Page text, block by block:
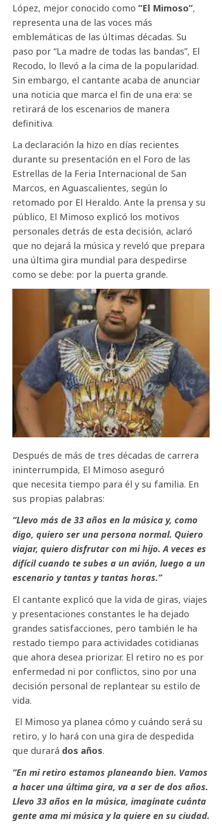
López, mejor conocido como “El Mimoso”,
representa una de las voces más
emblemáticas de las últimas décadas. Su
paso por “La madre de todas las bandas”, El
Recodo, lo llevó a la cima de la popularidad.
Sin embargo, el cantante acaba de anunciar
una noticia que marca el fin de una era: se
retirará de los escenarios de manera
definitiva.
La declaración la hizo en días recientes
durante su presentación en el Foro de las
Estrellas de la Feria Internacional de San
Marcos, en Aguascalientes, según lo
retomado por El Heraldo. Ante la prensa y su
público, El Mimoso explicó los motivos
personales detrás de esta decisión, aclaró
que no dejará la música y reveló que prepara
una última gira mundial para despedirse
como se debe: por la puerta grande.
Después de más de tres décadas de carrera
ininterrumpida, El Mimoso aseguró
que necesita tiempo para él y su familia. En
sus propias palabras:
“Llevo más de 33 años en la música y, como
digo, quiero ser una persona normal. Quiero
viajar, quiero disfrutar con mi hijo. A veces es
difícil cuando te subes a un avión, luego a un
escenario y tantas y tantas horas.”
El cantante explicó que la vida de giras, viajes
y presentaciones constantes le ha dejado
grandes satisfacciones, pero también le ha
restado tiempo para actividades cotidianas
que ahora desea priorizar. El retiro no es por
enfermedad ni por conflictos, sino por una
decisión personal de replantear su estilo de
vida.
El Mimoso ya planea cómo y cuándo será su
retiro, y lo hará con una gira de despedida
que durará dos años.
“En mi retiro estamos planeando bien. Vamos
a hacer una última gira, va a ser de dos años.
Llevo 33 años en la música, imagínate cuánta
gente ama mi música y la quiere en su ciudad.